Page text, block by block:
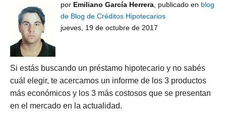
por Emiliano García Herrera, publicado en blog
de Blog de Créditos Hipotecarios
jueves, 19 de octubre de 2017
Si estás buscando un préstamo hipotecario y no sabés
cuál elegir, te acercamos un informe de los 3 productos
más económicos y los 3 más costosos que se presentan
en el mercado en la actualidad.